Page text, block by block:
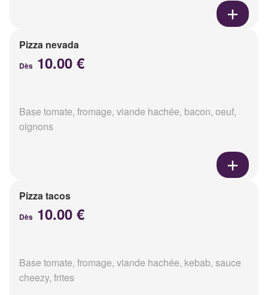
Pizza nevada
Dès 10.00 €
Base tomate, fromage, viande hachée, bacon, oeuf,
oignons
Pizza tacos
Dès 10.00 €
Base tomate, fromage, viande hachée, kebab, sauce
cheezy, frites